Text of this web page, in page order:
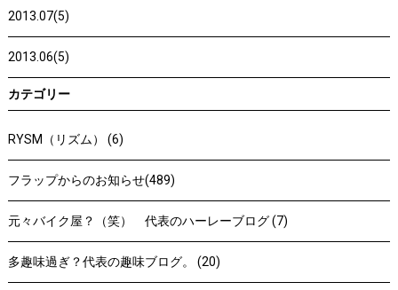
2013.07(5)
2013.06(5)
カテゴリー
RYSM（リズム） (6)
フラップからのお知らせ(489)
元々バイク屋？（笑） 代表のハーレーブログ (7)
多趣味過ぎ？代表の趣味ブログ。 (20)